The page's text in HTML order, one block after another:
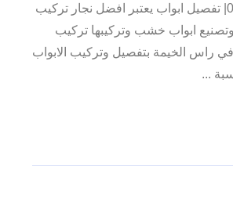
تركيب ابواب واخشاب في راس الخيمة |0557821580| تفصيل ابواب يعتبر افضل نجار تركيب
ابواب خشب وتركيبها تركيب
راس الخيمة بتفصيل وتركيب الابواب
...